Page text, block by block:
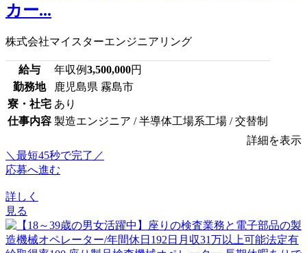
カー...
株式会社マイスターエンジニアリング
給与 年収例3,500,000円
勤務地
鹿児島県 霧島市
寮・社宅 あり
仕事内容 製造エンジニア / 半導体工場系工場 / 交替制
詳細を表示
＼最短45秒で完了／
応募へ進む
詳しく
見る